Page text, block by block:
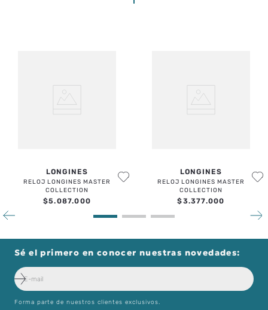
LONGINES
RELOJ LONGINES MASTER
COLLECTION
$5.087.000
LONGINES
RELOJ LONGINES MASTER
COLLECTION
$3.377.000
Sé el primero en conocer nuestras novedades:
Forma parte de nuestros clientes exclusivos.